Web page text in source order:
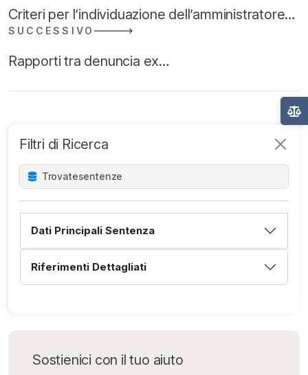
Criteri per l’individuazione dell’amministratore…
SUCCESSIVO
Rapporti tra denuncia ex…
Filtri di Ricerca
Trovatesentenze
Dati Principali Sentenza
Riferimenti Dettagliati
Sostienici con il tuo aiuto